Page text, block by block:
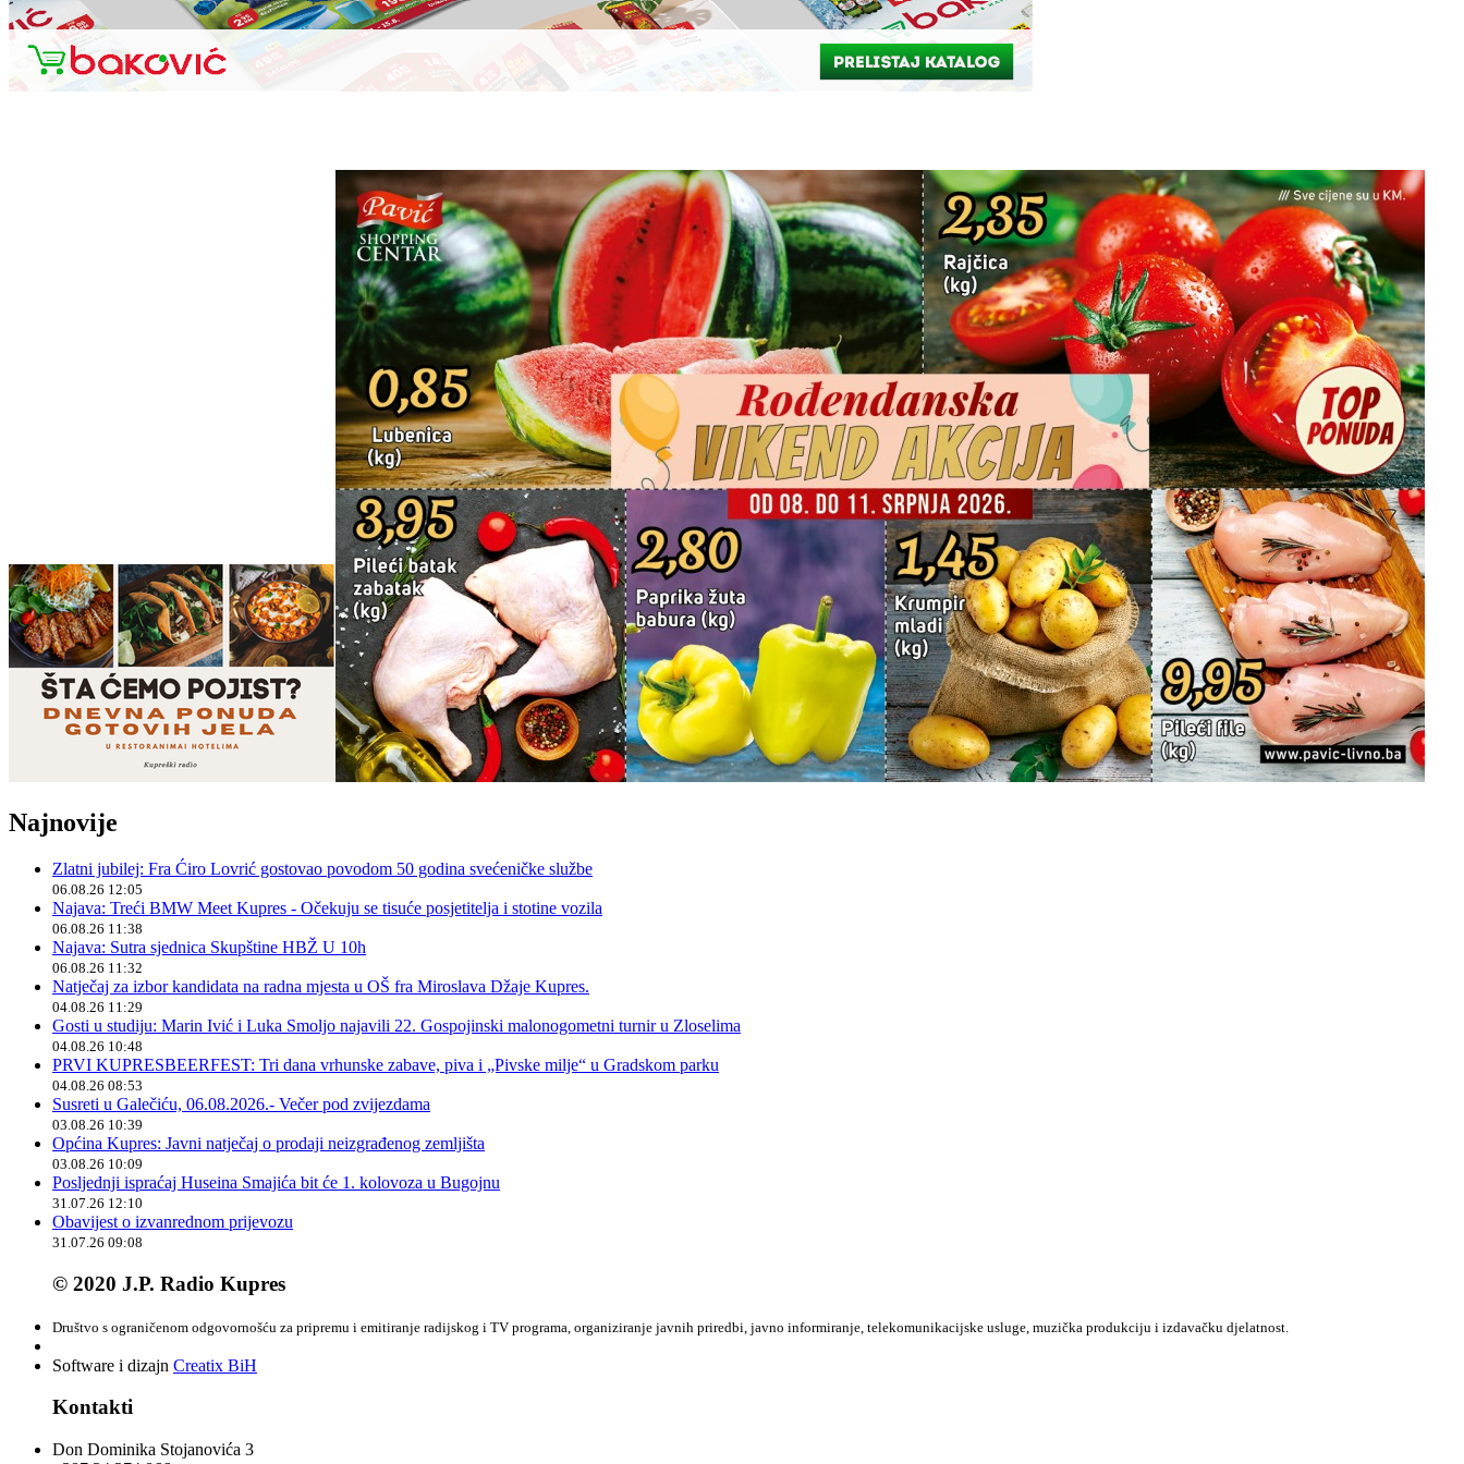
Najnovije
Zlatni jubilej: Fra Ćiro Lovrić gostovao povodom 50 godina svećeničke službe
06.08.26 12:05
Najava: Treći BMW Meet Kupres - Očekuju se tisuće posjetitelja i stotine vozila
06.08.26 11:38
Najava: Sutra sjednica Skupštine HBŽ U 10h
06.08.26 11:32
Natječaj za izbor kandidata na radna mjesta u OŠ fra Miroslava Džaje Kupres.
04.08.26 11:29
Gosti u studiju: Marin Ivić i Luka Smoljo najavili 22. Gospojinski malonogometni turnir u Zloselima
04.08.26 10:48
PRVI KUPRESBEERFEST: Tri dana vrhunske zabave, piva i „Pivske milje“ u Gradskom parku
04.08.26 08:53
Susreti u Galečiću, 06.08.2026.- Večer pod zvijezdama
03.08.26 10:39
Općina Kupres: Javni natječaj o prodaji neizgrađenog zemljišta
03.08.26 10:09
Posljednji ispraćaj Huseina Smajića bit će 1. kolovoza u Bugojnu
31.07.26 12:10
Obavijest o izvanrednom prijevozu
31.07.26 09:08
© 2020 J.P. Radio Kupres
Društvo s ograničenom odgovornošću za pripremu i emitiranje radijskog i TV programa, organiziranje javnih priredbi, javno informiranje, telekomunikacijske usluge, muzička produkciju i izdavačku djelatnost.
Software i dizajn Creatix BiH
Kontakti
Don Dominika Stojanovića 3